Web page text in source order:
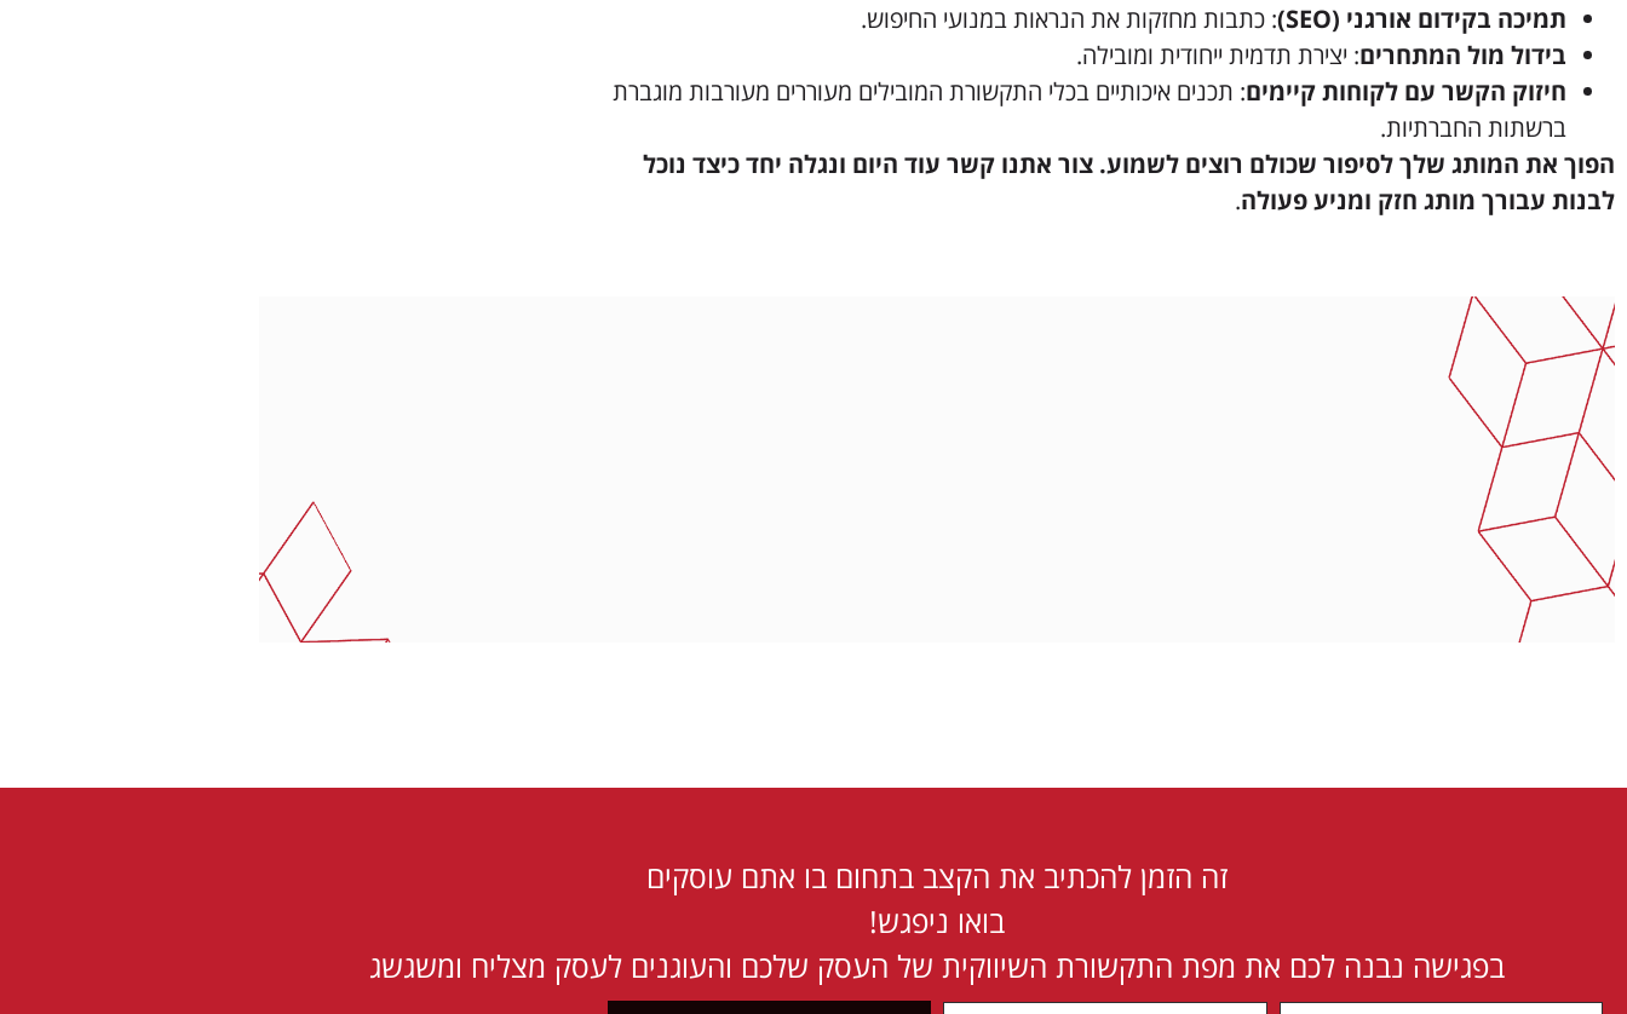
תמיכה בקידום אורגני (SEO)
: כתבות מחזקות את הנראות במנועי החיפוש.
בידול מול המתחרים: יצירת תדמית ייחודית ומובילה.
חיזוק הקשר עם לקוחות קיימים: תכנים איכותיים בכלי התקשורת המובילים מעוררים מעורבות מוגברת
ברשתות החברתיות.
הפוך את המותג שלך לסיפור שכולם רוצים לשמוע. צור אתנו קשר עוד היום ונגלה יחד כיצד נוכל
לבנות עבורך מותג חזק ומניע פעולה.
זה הזמן להכתיב את הקצב בתחום בו אתם עוסקים
בואו ניפגש!
בפגישה נבנה לכם את מפת התקשורת השיווקית של העסק שלכם והעוגנים לעסק מצליח ומשגשג